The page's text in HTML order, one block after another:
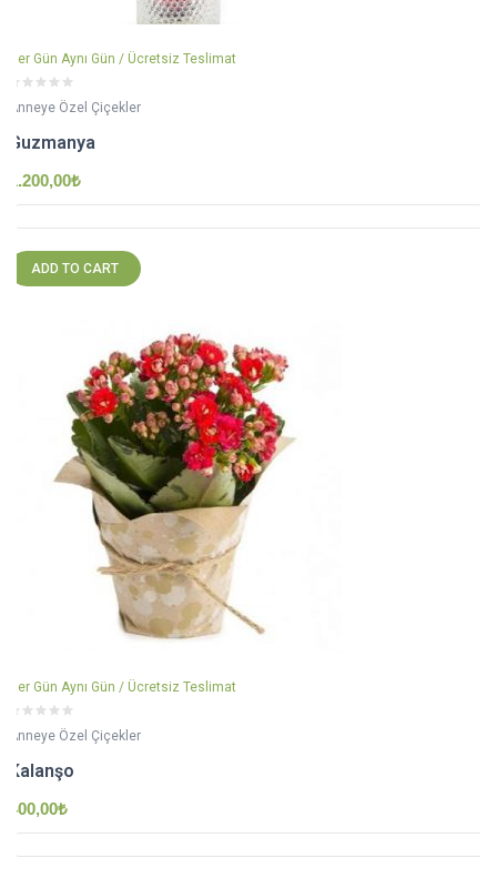
Her Gün Aynı Gün / Ücretsiz Teslimat
Anneye Özel Çiçekler
Guzmanya
1.200,00₺
ADD TO CART
Her Gün Aynı Gün / Ücretsiz Teslimat
Anneye Özel Çiçekler
Kalanşo
400,00₺